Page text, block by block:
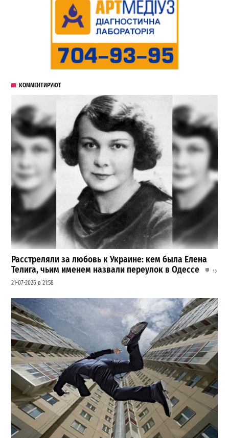
КОММЕНТИРУЮТ
Расстреляли за любовь к Украине: кем была Елена
Телига, чьим именем назвали переулок в Одессе
13
21-07-2026 в 21:58